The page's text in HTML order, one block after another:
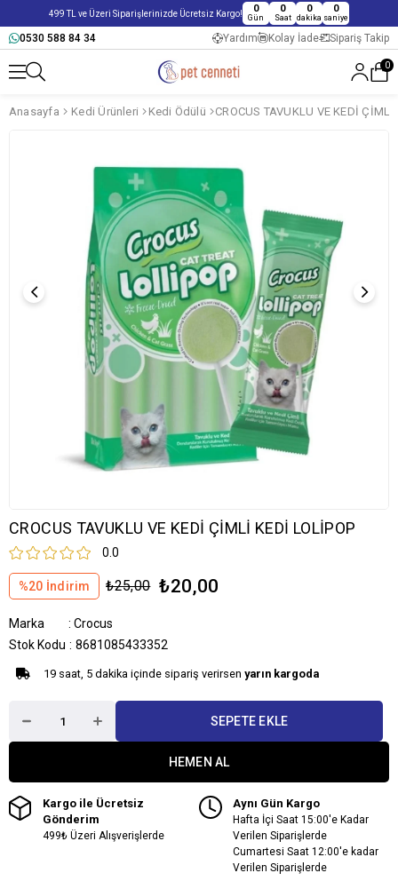
499 TL ve Üzeri Siparişlerinizde Ücretsiz Kargo! 0
Gün
0
Saat
0
dakika
0
saniye
0530 588 84 34 Yardım Kolay İade Sipariş Takip
0
Anasayfa Kedi Ürünleri Kedi Ödülü CROCUS TAVUKLU VE KEDİ ÇİMLİ
CROCUS TAVUKLU VE KEDİ ÇİMLİ KEDİ LOLİPOP
0.0
%20 İndirim ₺25,00 ₺20,00
Marka : Crocus
Stok Kodu
8681085433352
19 saat, 5 dakika içinde sipariş verirsen yarın kargoda
Kargo ile Ücretsiz
Gönderim
499₺ Üzeri Alışverişlerde
Aynı Gün Kargo
Hafta İçi Saat 15:00'e Kadar
Verilen Siparişlerde
Cumartesi Saat 12:00'e kadar
Verilen Siparişlerde